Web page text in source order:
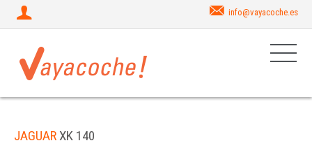
info@vayacoche.es
JAGUAR XK 140